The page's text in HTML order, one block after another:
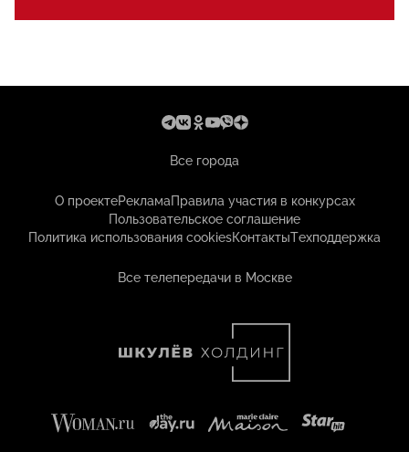
Все города
О проектеРекламаПравила участия в конкурсах
Пользовательское соглашение
Политика использования cookiesКонтактыТехподдержка
Все телепередачи в Москве